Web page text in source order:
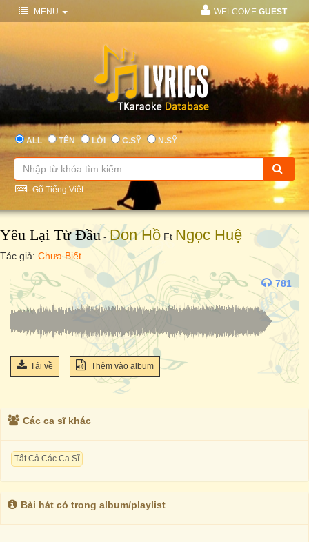
MENU WELCOME GUEST
ALL TÊN LỜI C.SỸ N.SỸ
Gõ Tiếng Việt
Yêu Lại Từ Đầu - Don Hồ Ft Ngọc Huệ
Tác giả: Chưa Biết
781
Tải về Thêm vào album
Các ca sĩ khác
Tất Cả Các Ca Sĩ
Bài hát có trong album/playlist